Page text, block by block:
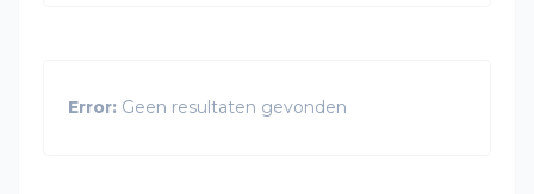
Error: Geen resultaten gevonden